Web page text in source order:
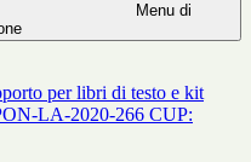
Menu di
per libri di testo e kit
LA-2020-266 CUP: